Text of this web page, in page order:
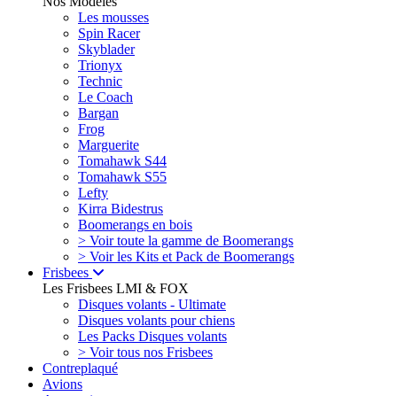
Les mousses
Spin Racer
Skyblader
Trionyx
Technic
Le Coach
Bargan
Frog
Marguerite
Tomahawk S44
Tomahawk S55
Lefty
Kirra Bidestrus
Boomerangs en bois
> Voir toute la gamme de Boomerangs
> Voir les Kits et Pack de Boomerangs
Frisbees
Les Frisbees LMI & FOX
Disques volants - Ultimate
Disques volants pour chiens
Les Packs Disques volants
> Voir tous nos Frisbees
Contreplaqué
Avions